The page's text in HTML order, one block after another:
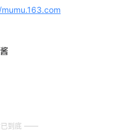
到底